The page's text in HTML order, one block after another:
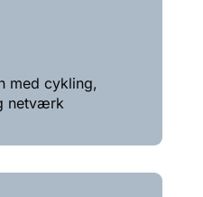
med cykling,
netværk